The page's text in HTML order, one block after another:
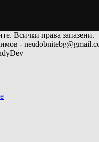
Всички права запазени.
-